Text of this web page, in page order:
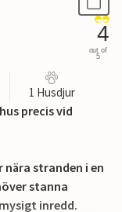
4
out of
5
1 Husdjur
precis vid
stranden i en
stanna
inredd.